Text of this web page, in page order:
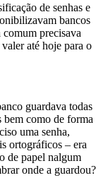
de senhas e
bancos
comum precisava
até hoje para o
guardava todas
bem como de forma
uma senha,
ortográficos – era
de papel nalgum
onde a guardou?